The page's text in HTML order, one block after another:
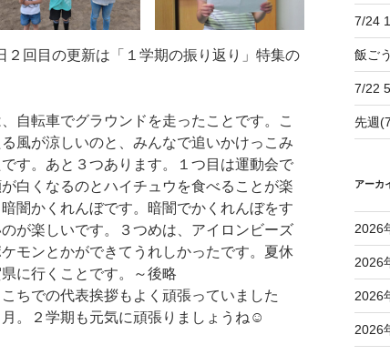
回目の更新は「１学期の振り返り」特集の
自転車でグラウンドを走ったことです。こ
風が涼しいのと、みんなで追いかけっこみ
す。あと３つあります。１つ目は運動会で
白くなるのとハイチュウを食べることが楽
闇かくれんぼです。暗闇でかくれんぼをす
が楽しいです。３つめは、アイロンビーズ
モンとかができてうれしかったです。夏休
に行くことです。～後略
ちでの代表挨拶もよく頑張っていました
。２学期も元気に頑張りましょうね☺
7/24
飯ご
7/22
先週
アーカ
2026
2026
2026
2026